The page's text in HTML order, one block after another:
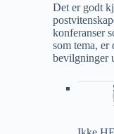
Det er godt
konferanser
som tema, er
bevilgninger